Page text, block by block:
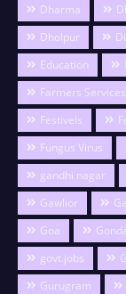
Dharma
Dholpur
Education
Farmers Services
Festivels
Fungus Virus
gandhi nagar
Gawlior
Goa
govt.jobs
Gurugram